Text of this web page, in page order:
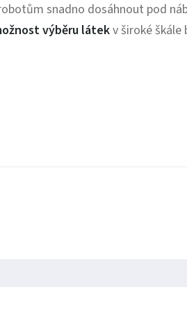
snadno dosáhnout pod
výběru látekv široké škále